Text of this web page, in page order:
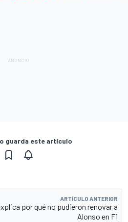
guarda este artículo
ARTÍCULO ANTERIOR
por qué no pudieron renovar a
Alonso en F1